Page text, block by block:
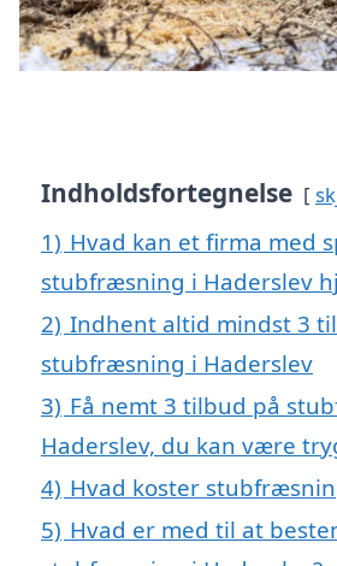
Indholdsfortegnelse
1) Hvad kan et firma med
stubfræsning i Haderslev
2) Indhent altid mindst 3
stubfræsning i Haderslev
3) Få nemt 3 tilbud på
Haderslev, du kan være
4) Hvad koster
5) Hvad er med til at